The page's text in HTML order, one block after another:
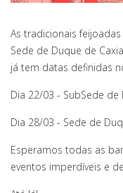
As tradicionais
Sede de Duque de
já tem datas definidas
Dia 22/03 - SubSede de
Dia 28/03 - Sede de
Esperamos todas as
eventos imperdíveis e